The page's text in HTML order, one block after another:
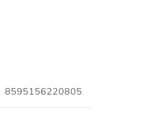
8595156220805